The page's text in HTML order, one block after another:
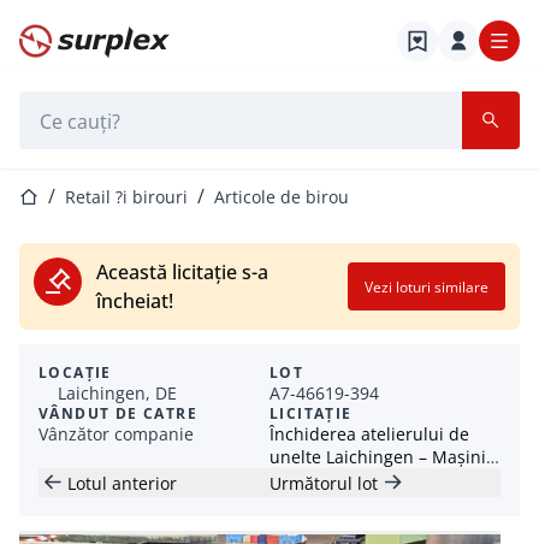
Pagina de start
Pagina de start
Retail ?i birouri Articole de birou
Această licitație s-a
încheiat!
Vezi loturi similare
LOCAȚIE
Laichingen, DE
VÂNDUT DE CATRE
Vânzător companie
LOT
A7-46619-394
LICITAȚIE
Închiderea atelierului de
unelte Laichingen – Mașini
și inventar
Lotul anterior Următorul lot